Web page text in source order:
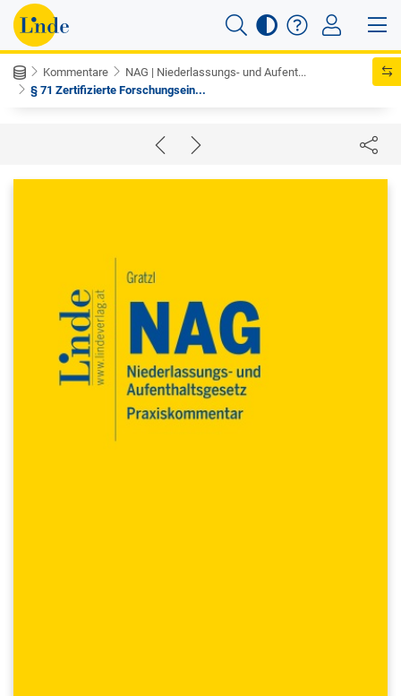
Kommentare
NAG | Niederlassungs- und Aufent...
§ 71 Zertifizierte Forschungsein...